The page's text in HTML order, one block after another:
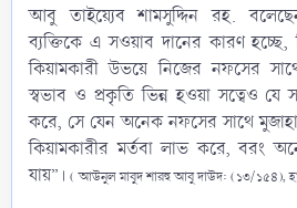
আবু তাইয়্যেব শামসুদ্দিন রহ.
ব্যক্তিকে এ সওয়াব দানের কারণ
কিয়ামকারী উভয়ে নিজের নফসের
স্বভাব ও প্রকৃতি ভিন্ন হওয়া সত্বেও যে
করে, সে যেন অনেক নফসের সাথে
কিয়ামকারীর মর্তবা লাভ করে, বরং
যায়”। ( আউনুল মাবুদ শারহু আবু দাউদ: (১৩/১৫৪),